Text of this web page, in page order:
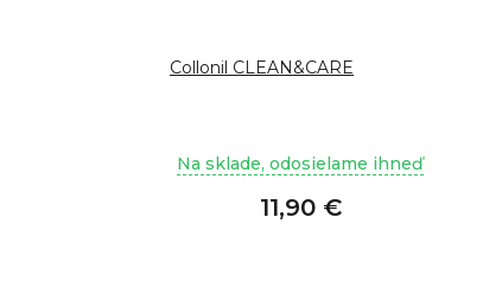
Collonil CLEAN&CARE
Na sklade, odosielame ihneď
11,90 €